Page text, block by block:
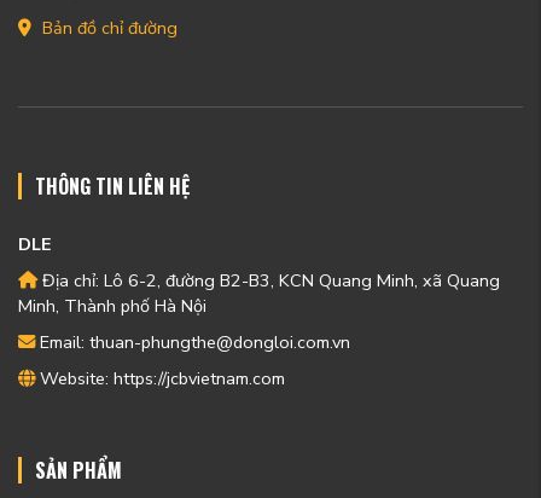
Bản đồ chỉ đường
THÔNG TIN LIÊN HỆ
DLE
Địa chỉ: Lô 6-2, đường B2-B3, KCN Quang Minh, xã Quang
Minh, Thành phố Hà Nội
Email: thuan-phungthe@dongloi.com.vn
Website: https://jcbvietnam.com
SẢN PHẨM